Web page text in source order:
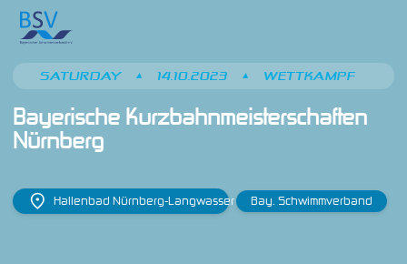
SATURDAY • 14.10.2023 • WETTKAMPF
Bayerische Kurzbahnmeisterschaften
Nürnberg
Hallenbad Nürnberg-Langwasser Bay. Schwimmverband